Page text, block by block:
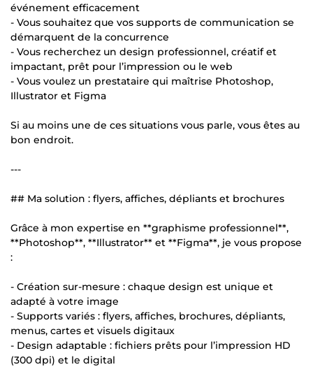
événement efficacement
- Vous souhaitez que vos supports de communication se
démarquent de la concurrence
- Vous recherchez un design professionnel, créatif et
impactant, prêt pour l’impression ou le web
- Vous voulez un prestataire qui maîtrise Photoshop,
Illustrator et Figma
Si au moins une de ces situations vous parle, vous êtes au
bon endroit.
---
## Ma solution : flyers, affiches, dépliants et brochures
Grâce à mon expertise en **graphisme professionnel**,
**Photoshop**, **Illustrator** et **Figma**, je vous propose
:
- Création sur-mesure : chaque design est unique et
adapté à votre image
- Supports variés : flyers, affiches, brochures, dépliants,
menus, cartes et visuels digitaux
- Design adaptable : fichiers prêts pour l’impression HD
(300 dpi) et le digital